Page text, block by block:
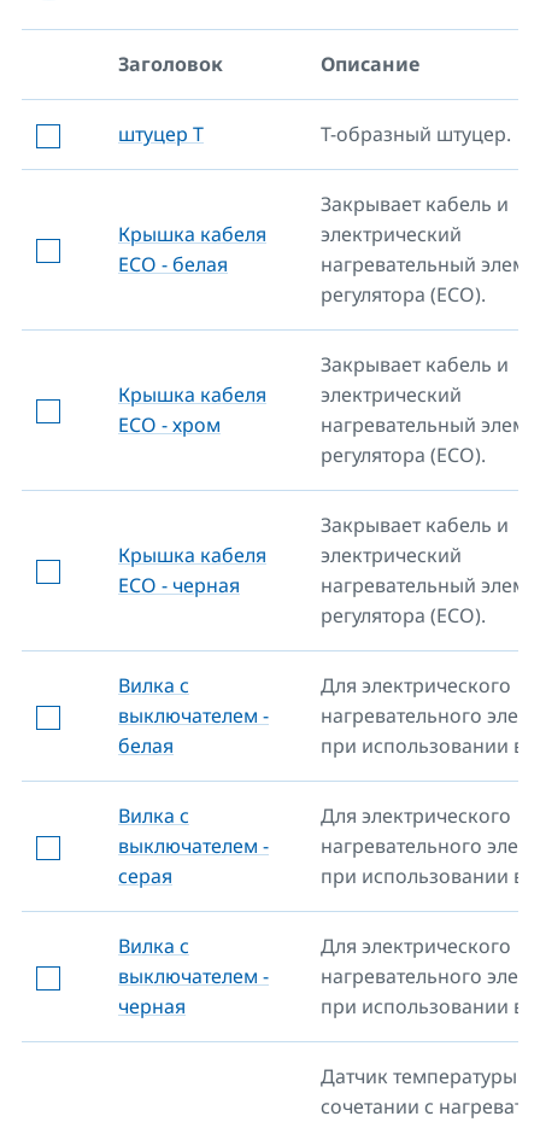
Заголовок Описание
штуцер Т Т-образный штуцер.
Крышка кабеля
ECO - белая
Закрывает кабель и
электрический
нагревательный
регулятора (ECO).
Крышка кабеля
ECO - хром
Закрывает кабель и
электрический
нагревательный
регулятора (ECO).
Крышка кабеля
ECO - черная
Закрывает кабель и
электрический
нагревательный
регулятора (ECO).
Вилка с
выключателем -
белая
Для электрического
нагревательного
при использовании в
Вилка с
выключателем -
серая
Для электрического
нагревательного
при использовании в
Вилка с
выключателем -
черная
Для электрического
нагревательного
при использовании в
Датчик температуры в
сочетании с